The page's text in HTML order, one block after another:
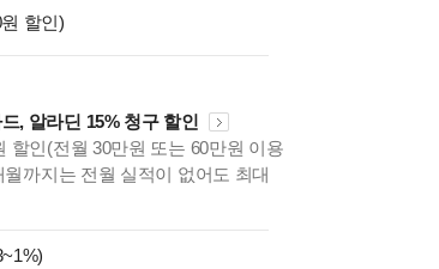
할인)
, 알라딘 15% 청구 할인
할인(전월 30만원 또는 60만원 이용
까지는 전월 실적이 없어도 최대